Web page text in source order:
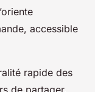
accessible
rapide des